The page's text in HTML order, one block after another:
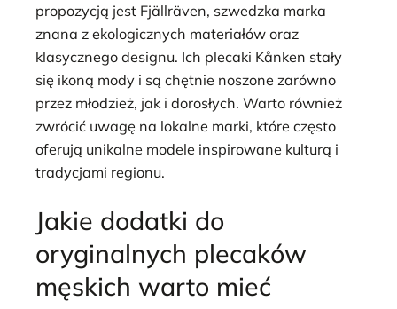
propozycją jest Fjällräven, szwedzka marka
znana z ekologicznych materiałów oraz
klasycznego designu. Ich plecaki Kånken stały
się ikoną mody i są chętnie noszone zarówno
przez młodzież, jak i dorosłych. Warto również
zwrócić uwagę na lokalne marki, które często
oferują unikalne modele inspirowane kulturą i
tradycjami regionu.
Jakie dodatki do
oryginalnych plecaków
męskich warto mieć